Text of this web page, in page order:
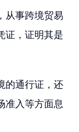
从事跨境贸易
证，证明其是
的通行证，还
准入等方面息